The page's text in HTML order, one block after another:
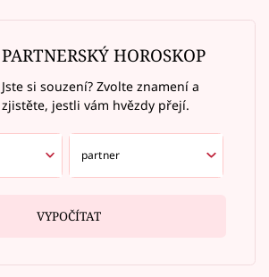
PARTNERSKÝ HOROSKOP
Jste si souzení? Zvolte znamení a
zjistěte, jestli vám hvězdy přejí.
VYPOČÍTAT